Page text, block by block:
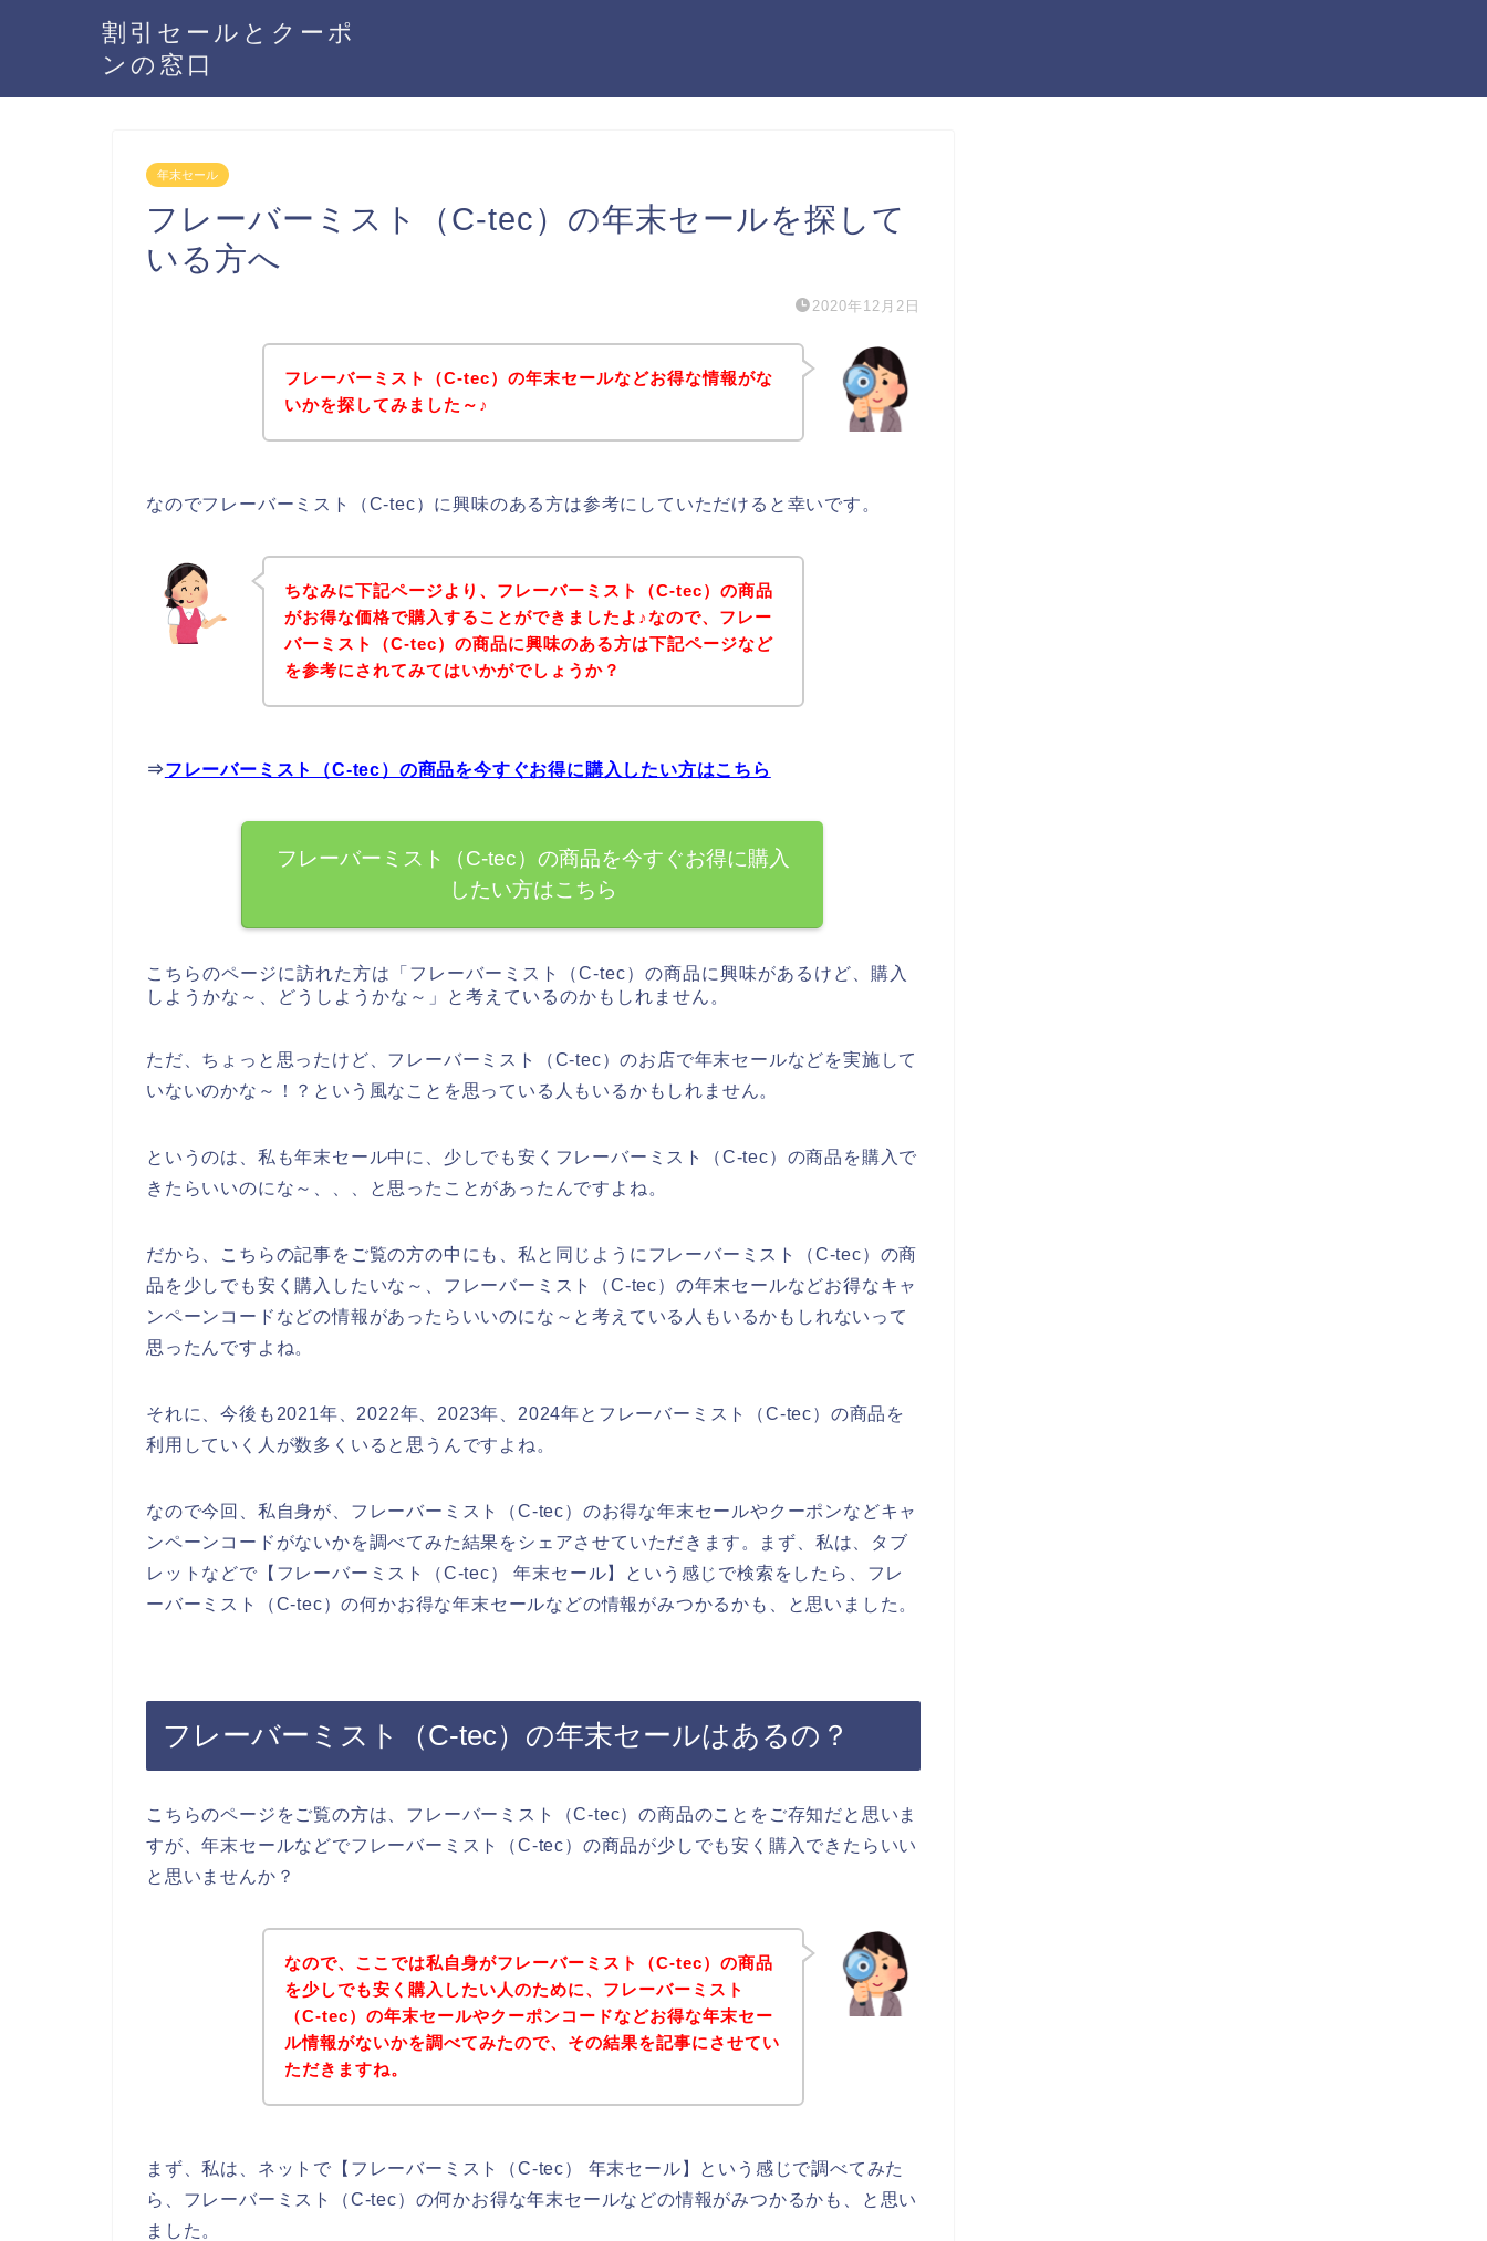
割引セールとクーポ
ンの窓口
年末セール
フレーバーミスト（C-tec）の年末セールを探して
いる方へ
2020年12月2日
フレーバーミスト（C-tec）の年末セールなどお得な情報がな
いかを探してみました～♪
なのでフレーバーミスト（C-tec）に興味のある方は参考にしていただけると幸いです。
ちなみに下記ページより、フレーバーミスト（C-tec）の商品
がお得な価格で購入することができましたよ♪なので、フレー
バーミスト（C-tec）の商品に興味のある方は下記ページなど
を参考にされてみてはいかがでしょうか？
⇒フレーバーミスト（C-tec）の商品を今すぐお得に購入したい方はこちら
フレーバーミスト（C-tec）の商品を今すぐお得に購入
したい方はこちら
こちらのページに訪れた方は「フレーバーミスト（C-tec）の商品に興味があるけど、購入
しようかな～、どうしようかな～」と考えているのかもしれません。
ただ、ちょっと思ったけど、フレーバーミスト（C-tec）のお店で年末セールなどを実施して
いないのかな～！？という風なことを思っている人もいるかもしれません。
というのは、私も年末セール中に、少しでも安くフレーバーミスト（C-tec）の商品を購入で
きたらいいのにな～、、、と思ったことがあったんですよね。
だから、こちらの記事をご覧の方の中にも、私と同じようにフレーバーミスト（C-tec）の商
品を少しでも安く購入したいな～、フレーバーミスト（C-tec）の年末セールなどお得なキャ
ンペーンコードなどの情報があったらいいのにな～と考えている人もいるかもしれないって
思ったんですよね。
それに、今後も2021年、2022年、2023年、2024年とフレーバーミスト（C-tec）の商品を
利用していく人が数多くいると思うんですよね。
なので今回、私自身が、フレーバーミスト（C-tec）のお得な年末セールやクーポンなどキャ
ンペーンコードがないかを調べてみた結果をシェアさせていただきます。まず、私は、タブ
レットなどで【フレーバーミスト（C-tec） 年末セール】という感じで検索をしたら、フレ
ーバーミスト（C-tec）の何かお得な年末セールなどの情報がみつかるかも、と思いました。
フレーバーミスト（C-tec）の年末セールはあるの？
こちらのページをご覧の方は、フレーバーミスト（C-tec）の商品のことをご存知だと思いま
すが、年末セールなどでフレーバーミスト（C-tec）の商品が少しでも安く購入できたらいい
と思いませんか？
なので、ここでは私自身がフレーバーミスト（C-tec）の商品
を少しでも安く購入したい人のために、フレーバーミスト
（C-tec）の年末セールやクーポンコードなどお得な年末セー
ル情報がないかを調べてみたので、その結果を記事にさせてい
ただきますね。
まず、私は、ネットで【フレーバーミスト（C-tec） 年末セール】という感じで調べてみた
ら、フレーバーミスト（C-tec）の何かお得な年末セールなどの情報がみつかるかも、と思い
ました。